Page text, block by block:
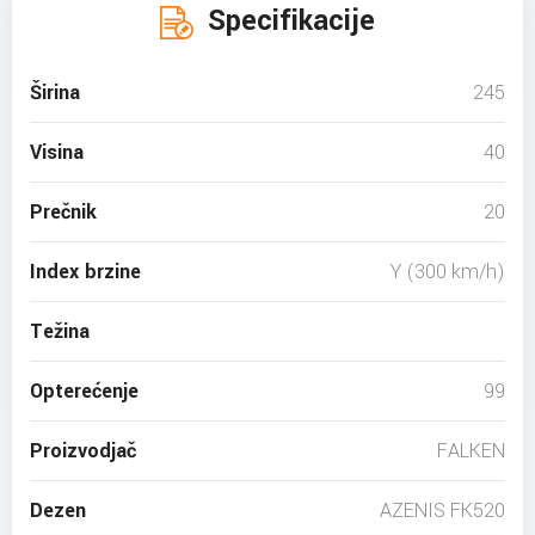
Specifikacije
Širina 245
Visina 40
Prečnik 20
Index brzine Y (300 km/h)
Težina
Opterećenje 99
Proizvodjač FALKEN
Dezen AZENIS FK520